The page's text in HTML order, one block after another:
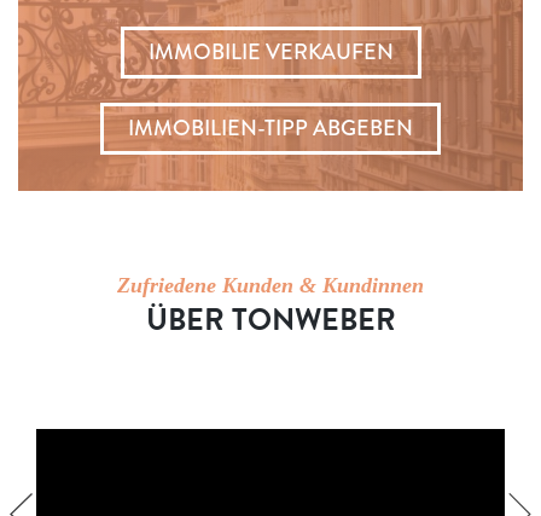
IMMOBILIE VERKAUFEN
IMMOBILIEN-TIPP ABGEBEN
Zufriedene Kunden & Kundinnen
ÜBER TONWEBER